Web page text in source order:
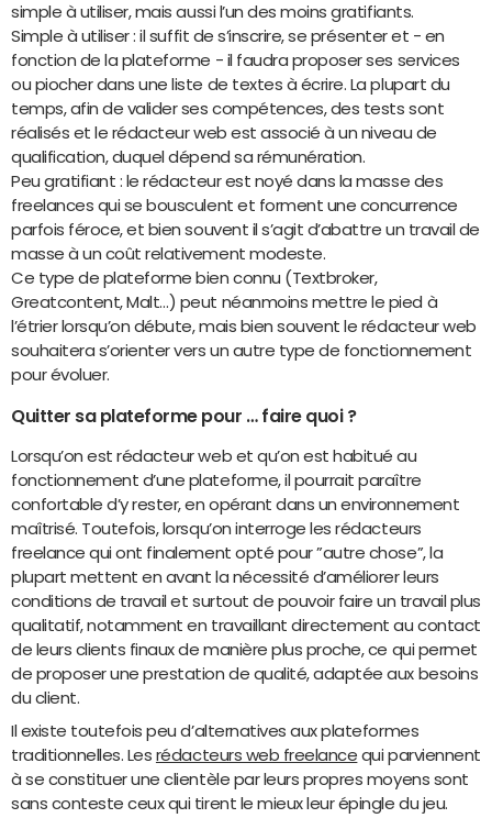
simple à utiliser, mais aussi l’un des moins gratifiants.
Simple à utiliser : il suffit de s’inscrire, se présenter et - en
fonction de la plateforme - il faudra proposer ses services
ou piocher dans une liste de textes à écrire. La plupart du
temps, afin de valider ses compétences, des tests sont
réalisés et le rédacteur web est associé à un niveau de
qualification, duquel dépend sa rémunération.
Peu gratifiant : le rédacteur est noyé dans la masse des
freelances qui se bousculent et forment une concurrence
parfois féroce, et bien souvent il s’agit d’abattre un travail de
masse à un coût relativement modeste.
Ce type de plateforme bien connu (Textbroker,
Greatcontent, Malt…) peut néanmoins mettre le pied à
l’étrier lorsqu’on débute, mais bien souvent le rédacteur web
souhaitera s’orienter vers un autre type de fonctionnement
pour évoluer.
Quitter sa plateforme pour … faire quoi ?
Lorsqu’on est rédacteur web et qu’on est habitué au
fonctionnement d’une plateforme, il pourrait paraître
confortable d’y rester, en opérant dans un environnement
maîtrisé. Toutefois, lorsqu’on interroge les rédacteurs
freelance qui ont finalement opté pour ”autre chose”, la
plupart mettent en avant la nécessité d’améliorer leurs
conditions de travail et surtout de pouvoir faire un travail plus
qualitatif, notamment en travaillant directement au contact
de leurs clients finaux de manière plus proche, ce qui permet
de proposer une prestation de qualité, adaptée aux besoins
du client.
Il existe toutefois peu d’alternatives aux plateformes
traditionnelles. Les rédacteurs web freelance qui parviennent
à se constituer une clientèle par leurs propres moyens sont
sans conteste ceux qui tirent le mieux leur épingle du jeu.